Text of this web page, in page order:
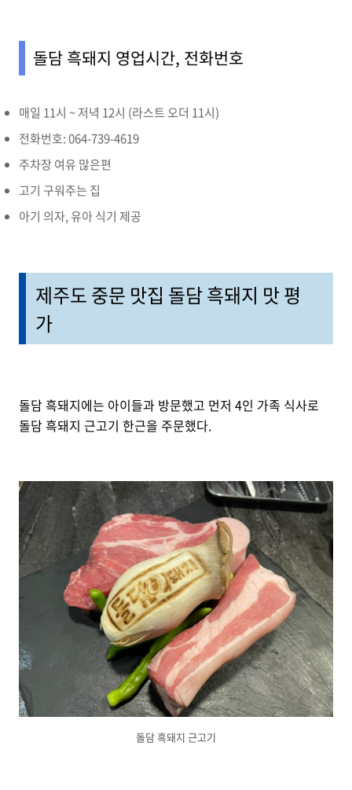
돌담 흑돼지 영업시간, 전화번호
매일 11시 ~ 저녁 12시 (라스트 오더 11시)
전화번호: 064-739-4619
주차장 여유 많은편
고기 구워주는 집
아기 의자, 유아 식기 제공
제주도 중문 맛집 돌담 흑돼지 맛 평
가
돌담 흑돼지에는 아이들과 방문했고 먼저 4인 가족 식사로
돌담 흑돼지 근고기 한근을 주문했다.
돌담 흑돼지 근고기